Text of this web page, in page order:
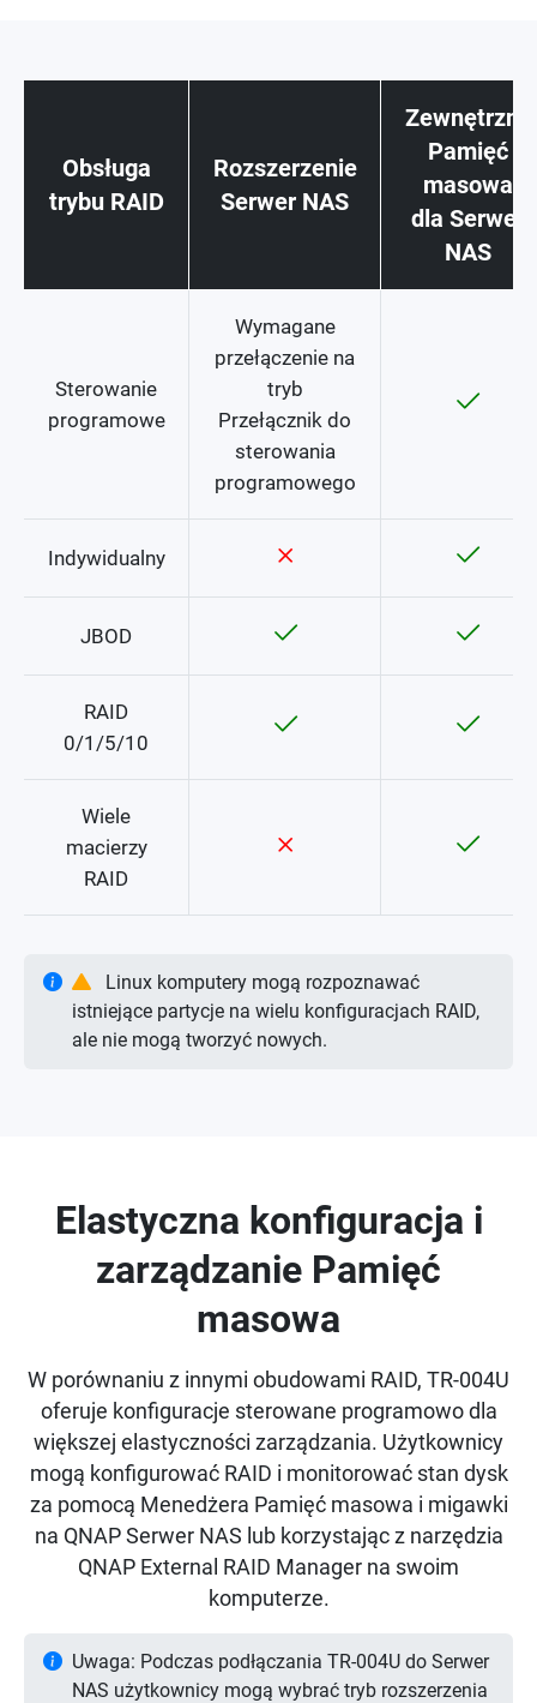
Obsługa
trybu RAID
Rozszerzenie
Serwer NAS
Zewnętrzny
Pamięć
masowa
dla Serwer
NAS
Sterowanie
programowe
Wymagane
przełączenie na
tryb
Przełącznik do
sterowania
programowego
Indywidualny
JBOD
RAID
0/1/5/10
Wiele
macierzy
RAID
Linux komputery mogą rozpoznawać
istniejące partycje na wielu konfiguracjach RAID,
ale nie mogą tworzyć nowych.
Elastyczna konfiguracja i
zarządzanie Pamięć
masowa
W porównaniu z innymi obudowami RAID, TR-004U
oferuje konfiguracje sterowane programowo dla
większej elastyczności zarządzania. Użytkownicy
mogą konfigurować RAID i monitorować stan dysk
za pomocą Menedżera Pamięć masowa i migawki
na QNAP Serwer NAS lub korzystając z narzędzia
QNAP External RAID Manager na swoim
komputerze.
Uwaga: Podczas podłączania TR-004U do Serwer
NAS użytkownicy mogą wybrać tryb rozszerzenia